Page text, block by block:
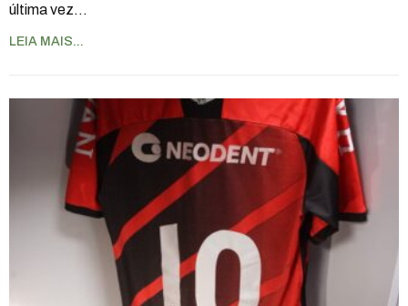
última vez…
LEIA MAIS...